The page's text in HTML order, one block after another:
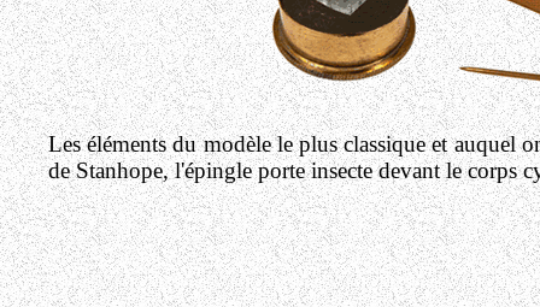
Les éléments du modèle le plus classique et
de Stanhope, l'épingle porte insecte devant le